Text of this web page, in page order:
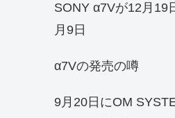
SONY α7Vが12月19
月9日
α7Vの発売の噂
9月20日にOM